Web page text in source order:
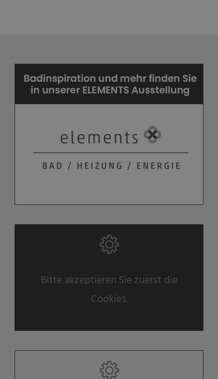
Bitte akzeptieren Sie zuerst die
Cookies.